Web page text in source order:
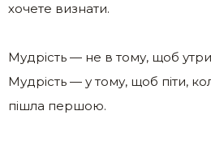
хочете визнати.
Мудрість — не в тому, щоб
Мудрість — у тому, щоб піти,
пішла першою.